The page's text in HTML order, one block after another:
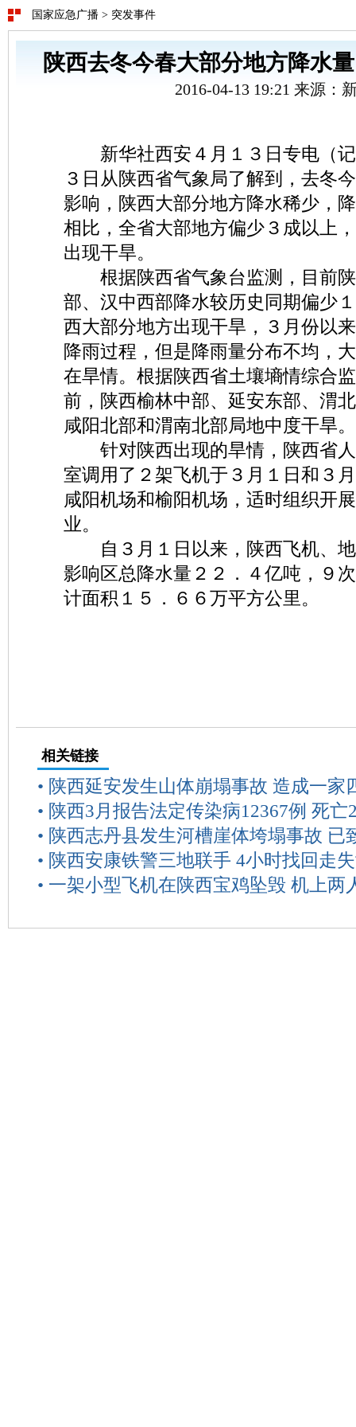
国家应急广播 > 突发事件
陕西去冬今春大部分地方降水
2016-04-13 19:21 来源：
新华社西安４月１３日专电（记
３日从陕西省气象局了解到，去冬
影响，陕西大部分地方降水稀少，
相比，全省大部地方偏少３成以上
出现干旱。
根据陕西省气象台监测，目前陕
部、汉中西部降水较历史同期偏少
西大部分地方出现干旱，３月份以
降雨过程，但是降雨量分布不均，
在旱情。根据陕西省土壤墒情综合
前，陕西榆林中部、延安东部、渭
咸阳北部和渭南北部局地中度干旱。
针对陕西出现的旱情，陕西省人
室调用了２架飞机于３月１日和３
咸阳机场和榆阳机场，适时组织开
业。
自３月１日以来，陕西飞机、地
影响区总降水量２２．４亿吨，９
计面积１５．６６万平方公里。
相关链接
• 陕西延安发生山体崩塌事故 造成一家
• 陕西3月报告法定传染病12367例 死亡
• 陕西志丹县发生河槽崖体垮塌事故 已
• 陕西安康铁警三地联手 4小时找回走
• 一架小型飞机在陕西宝鸡坠毁 机上两